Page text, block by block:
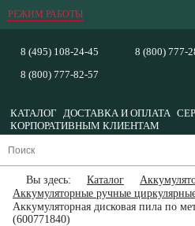
РЕЖИМ РАБОТЫ
8 (495) 108-24-45
8 (800) 777-82-57
8 (800) 777-
КАТАЛОГ ДОСТАВКА И ОПЛАТА
КОРПОРАТИВНЫМ КЛИЕНТАМ
Вы здесь: Каталог
Аккумуляторные ручные
Аккумуляторная дисковая пила по
(600771840)